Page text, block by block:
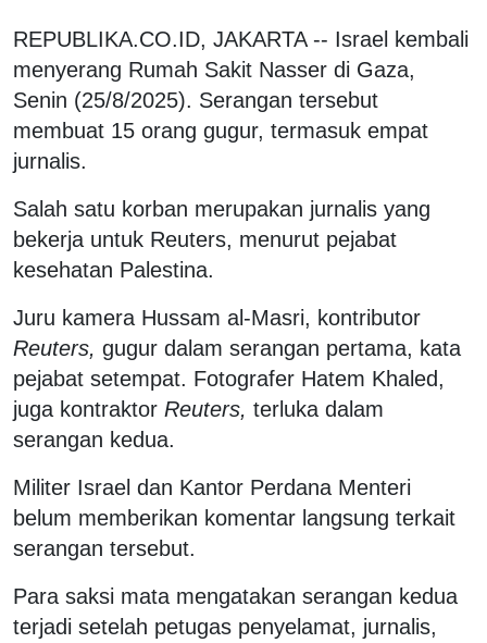
REPUBLIKA.CO.ID, JAKARTA -- Israel kembali
menyerang Rumah Sakit Nasser di Gaza,
Senin (25/8/2025). Serangan tersebut
membuat 15 orang gugur, termasuk empat
jurnalis.
Salah satu korban merupakan jurnalis yang
bekerja untuk Reuters, menurut pejabat
kesehatan Palestina.
Juru kamera Hussam al-Masri, kontributor
Reuters, gugur dalam serangan pertama, kata
pejabat setempat. Fotografer Hatem Khaled,
juga kontraktor Reuters, terluka dalam
serangan kedua.
Militer Israel dan Kantor Perdana Menteri
belum memberikan komentar langsung terkait
serangan tersebut.
Para saksi mata mengatakan serangan kedua
terjadi setelah petugas penyelamat, jurnalis,